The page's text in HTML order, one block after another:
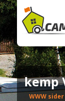
kemp
WWW sider